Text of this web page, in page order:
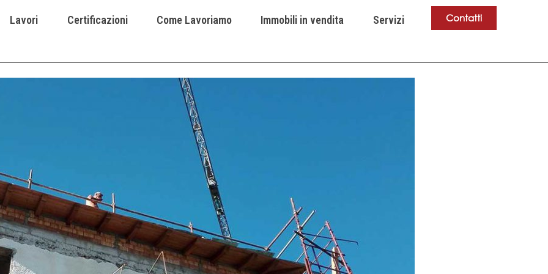
Lavori Certificazioni Come Lavoriamo Immobili in vendita Servizi Contatti